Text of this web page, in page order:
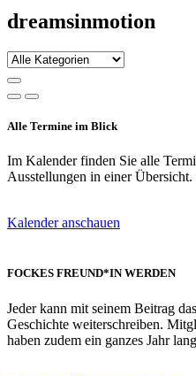
dreamsinmotion
Alle Termine im Blick
Im Kalender finden Sie alle
Ausstellungen in einer Übersicht.
Kalender anschauen
FOCKES FREUND*IN WERDEN
Jeder kann mit seinem Beitrag
Geschichte weiterschreiben.
haben zudem ein ganzes Jahr